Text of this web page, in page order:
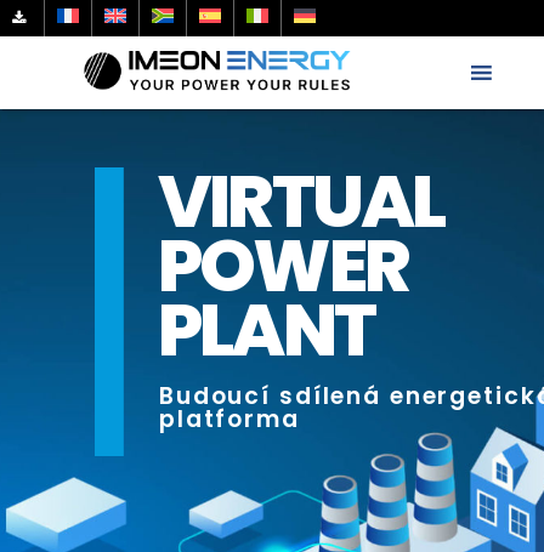
Budoucí sdílená
platforma
VIRTUAL
POWER
PLANT